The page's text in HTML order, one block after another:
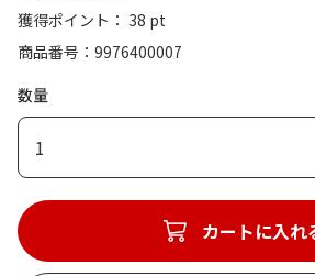
獲得ポイント： 38 pt
商品番号
9976400007
数量
1
カートに入れ